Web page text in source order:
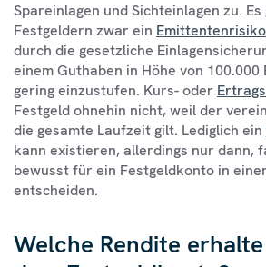
Spareinlagen und Sichteinlagen zu.
Festgeldern zwar ein Emittentenrisiko
durch die gesetzliche
einem Guthaben in Höhe von
gering einzustufen. Kurs- oder
Festgeld ohnehin nicht, weil der
die gesamte Laufzeit gilt. Lediglich ein
kann existieren, allerdings nur dann,
bewusst für ein Festgeldkonto in
entscheiden.
Welche Rendite